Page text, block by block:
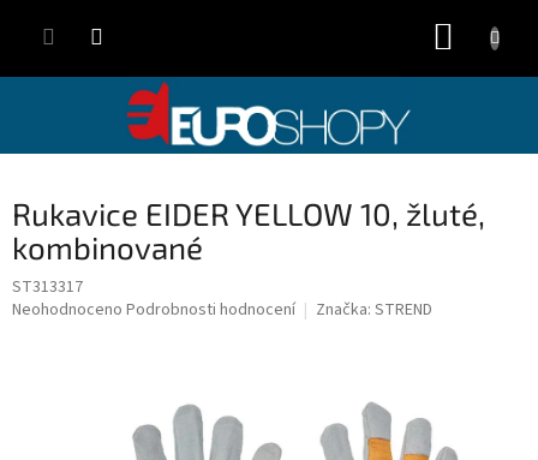
Rukavice EIDER YELLOW 10, žluté,
kombinované
ST313317
Průměrné
Neohodnoceno Podrobnosti hodnocení Značka: STREND